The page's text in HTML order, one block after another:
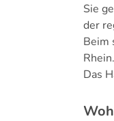
Sie
der
Beim
Rhein.
Das